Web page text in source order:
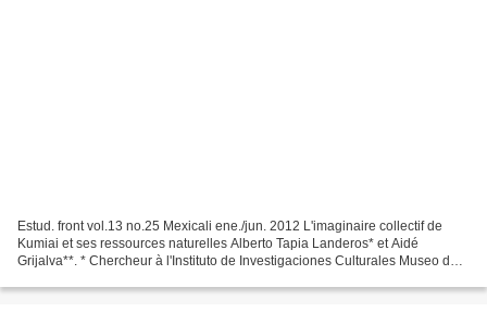
Estud. front vol.13 no.25 Mexicali ene./jun. 2012 L'imaginaire collectif de
Kumiai et ses ressources naturelles Alberto Tapia Landeros* et Aidé
Grijalva**. * Chercheur à l'Instituto de Investigaciones Culturales Museo de